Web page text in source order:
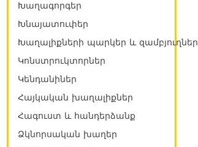
Խաղագորգեր
Խնայատուփեր
Խաղալիքների պարկեր և զամբյուղներ
Կոնստրուկտորներ
Կենդանիներ
Հայկական խաղալիքներ
Հագուստ և հանդերձանք
Ձկնորսական խաղեր